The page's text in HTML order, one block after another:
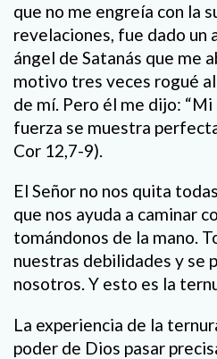
que no me engreía con la
revelaciones, fue dado un
ángel de Satanás que me
motivo tres veces rogué
de mí. Pero él me dijo:
fuerza se muestra
Cor 12,7-9).
El Señor no nos quita
que nos ayuda a caminar
tomándonos de la mano.
nuestras debilidades y se
nosotros. Y esto es la
La experiencia de la
poder de Dios pasar